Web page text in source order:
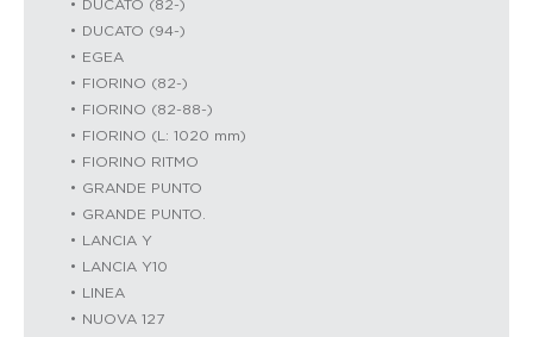
DUCATO (82-)
DUCATO (94-)
EGEA
FIORINO (82-)
FIORINO (82-88-)
FIORINO (L: 1020 mm)
FIORINO RITMO
GRANDE PUNTO
GRANDE PUNTO.
LANCIA Y
LANCIA Y10
LINEA
NUOVA 127